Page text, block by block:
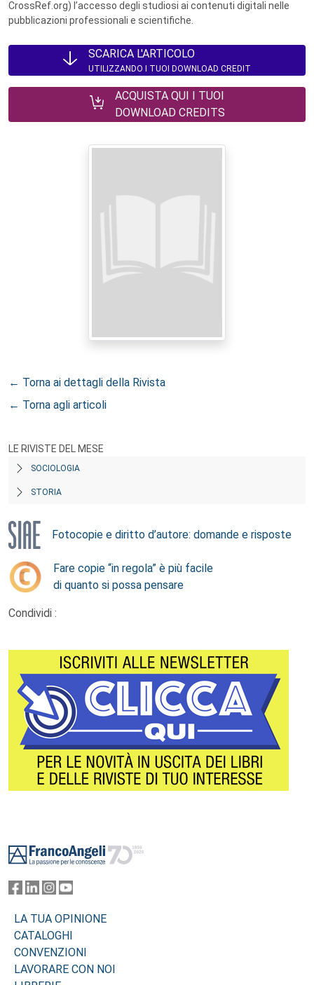
CrossRef.org) l’accesso degli studiosi ai contenuti digitali nelle
pubblicazioni professionali e scientifiche.
SCARICA L'ARTICOLO
UTILIZZANDO I TUOI DOWNLOAD CREDIT
ACQUISTA QUI I TUOI
DOWNLOAD CREDITS
← Torna ai dettagli della Rivista
← Torna agli articoli
LE RIVISTE DEL MESE
SOCIOLOGIA
STORIA
Fotocopie e diritto d’autore: domande e risposte
Fare copie “in regola” è più facile
di quanto si possa pensare
Condividi :
LA TUA OPINIONE
CATALOGHI
CONVENZIONI
LAVORARE CON NOI